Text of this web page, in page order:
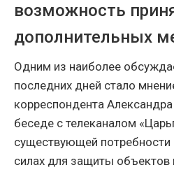
возможность
дополнительных
Одним из наиболее
последних дней стало
корреспондента
беседе с телеканалом
существующей потребности
силах для защиты объектов